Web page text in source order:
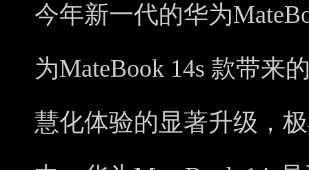
今年新一代的华为
为MateBook 14s 款带来
慧化体验的显著升级，